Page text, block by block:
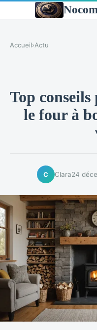
Accueil›Actu
Top
le four à
C Clara24